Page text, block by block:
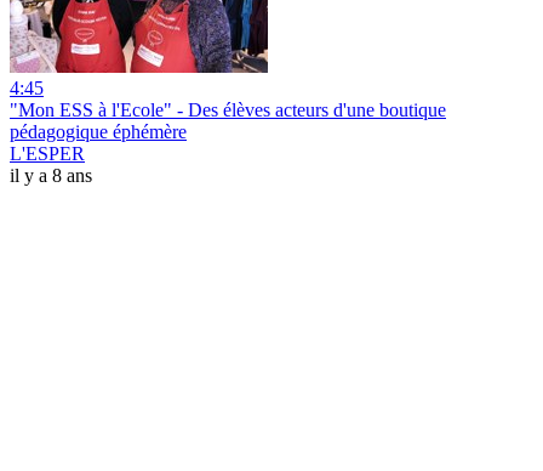
4:45
"Mon ESS à l'Ecole" - Des élèves acteurs d'une boutique
pédagogique éphémère
L'ESPER
il y a 8 ans